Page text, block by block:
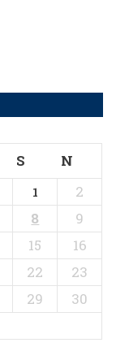
S N
1
2
8
9
15
16
22
23
29
30